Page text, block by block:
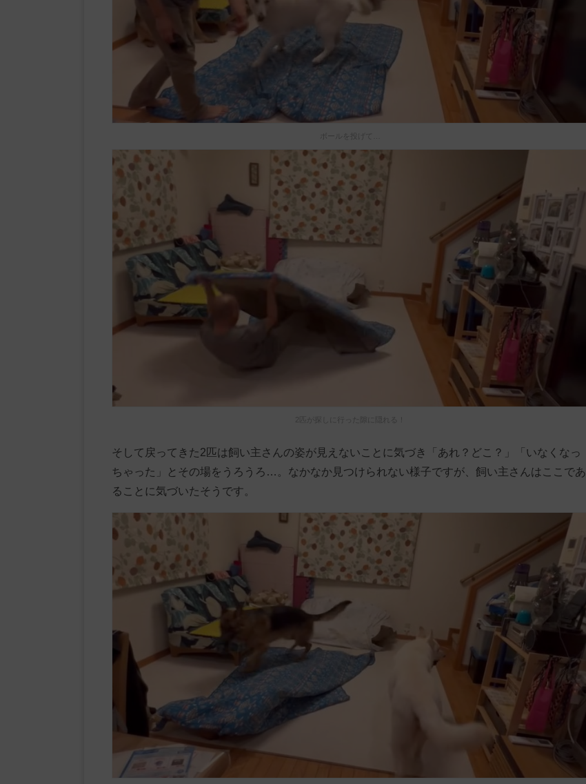
ボールを投げて…
2匹が探しに行った隙に隠れる！
そして戻ってきた2匹は飼い主さんの姿が見えないことに気づき「あれ？どこ？」「いなくなっ
ちゃった」とその場をうろうろ…。なかなか見つけられない様子ですが、飼い主さんはここであ
ることに気づいたそうです。